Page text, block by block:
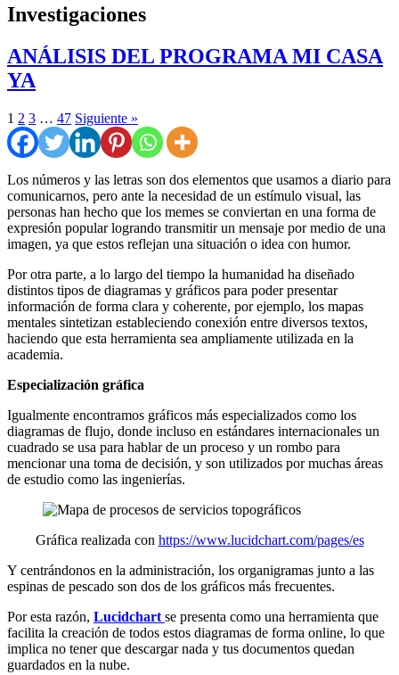
Investigaciones
ANÁLISIS DEL PROGRAMA MI CASA
YA
1 2 3 … 47 Siguiente »
Los números y las letras son dos elementos que usamos a diario para
comunicarnos, pero ante la necesidad de un estímulo visual, las
personas han hecho que los memes se conviertan en una forma de
expresión popular logrando transmitir un mensaje por medio de una
imagen, ya que estos reflejan una situación o idea con humor.
Por otra parte, a lo largo del tiempo la humanidad ha diseñado
distintos tipos de diagramas y gráficos para poder presentar
información de forma clara y coherente, por ejemplo, los mapas
mentales sintetizan estableciendo conexión entre diversos textos,
haciendo que esta herramienta sea ampliamente utilizada en la
academia.
Especialización gráfica
Igualmente encontramos gráficos más especializados como los
diagramas de flujo, donde incluso en estándares internacionales un
cuadrado se usa para hablar de un proceso y un rombo para
mencionar una toma de decisión, y son utilizados por muchas áreas
de estudio como las ingenierías.
Gráfica realizada con https://www.lucidchart.com/pages/es
Y centrándonos en la administración, los organigramas junto a las
espinas de pescado son dos de los gráficos más frecuentes.
Por esta razón, Lucidchart se presenta como una herramienta que
facilita la creación de todos estos diagramas de forma online, lo que
implica no tener que descargar nada y tus documentos quedan
guardados en la nube.